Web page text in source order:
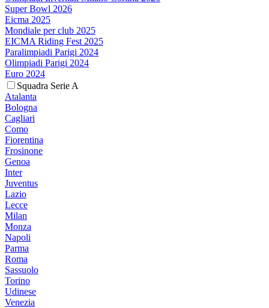
Super Bowl 2026
Eicma 2025
Mondiale per club 2025
EICMA Riding Fest 2025
Paralimpiadi Parigi 2024
Olimpiadi Parigi 2024
Euro 2024
Squadra Serie A
Atalanta
Bologna
Cagliari
Como
Fiorentina
Frosinone
Genoa
Inter
Juventus
Lazio
Lecce
Milan
Monza
Napoli
Parma
Roma
Sassuolo
Torino
Udinese
Venezia